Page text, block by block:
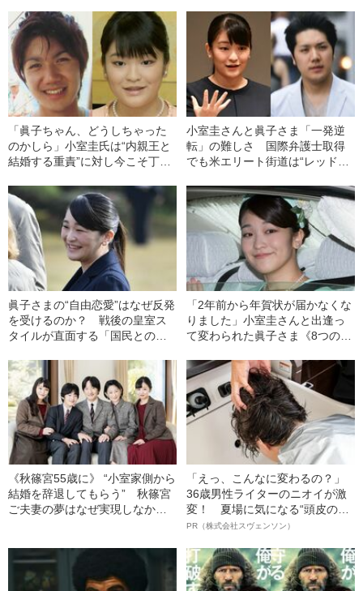
「眞子ちゃん、どうしちゃった
のかしら」小室圭氏は“内親王と
結婚する重責”に対し今こそ丁寧
小室圭さんと眞子さま「一発逆
転」の難しさ 国際弁護士取得
でも米エリート街道は“レッドオ
眞子さまの“自由恋愛”はなぜ反発
を受けるのか？ 戦後の皇室ス
タイルが直面する「国民とのズ
「2年前から年賀状が届かなくな
りました」小室圭さんと出逢っ
て変わられた眞子さま《8つの証
《秋篠宮55歳に》 “小室家側から
結婚を辞退してもらう” 秋篠宮
ご夫妻の夢はなぜ実現しなかっ
「えっ、こんなに変わるの？」
36歳男性ライターのニオイが激
変！ 夏場に気になる“頭皮のニ
オイ”や“ベタつき”を解消す
ト”が生み出した徹底ケアとは
PR（株式会社スヴェンソン）